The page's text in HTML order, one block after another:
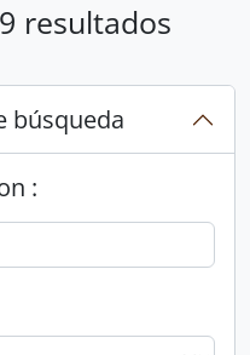
resultados
búsqueda
: